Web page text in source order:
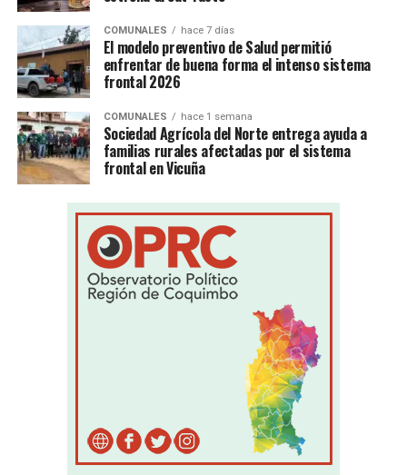
COMUNALES hace 7 días
El modelo preventivo de Salud permitió
enfrentar de buena forma el intenso sistema
frontal 2026
COMUNALES hace 1 semana
Sociedad Agrícola del Norte entrega ayuda a
familias rurales afectadas por el sistema
frontal en Vicuña